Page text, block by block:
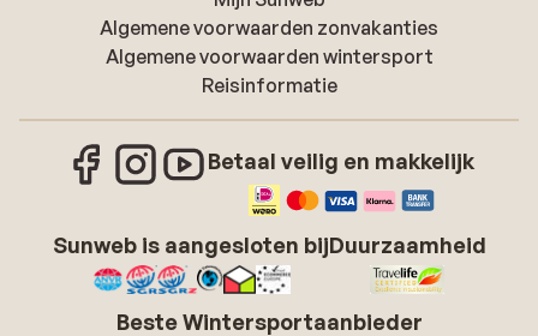
Algemene voorwaarden zonvakanties
Algemene voorwaarden wintersport
Reisinformatie
Betaal veilig en makkelijk
Sunweb is aangesloten bijDuurzaamheid
Beste Wintersportaanbieder